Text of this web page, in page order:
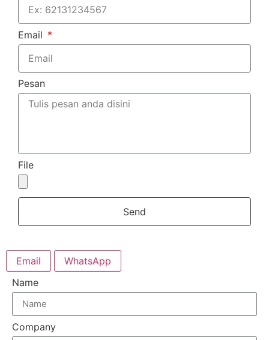
Email
Pesan
File
Send
Email
WhatsApp
Name
Company